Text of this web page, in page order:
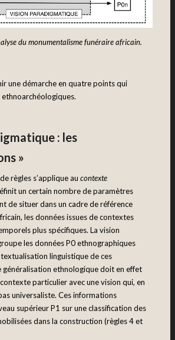
du monumentalisme funéraire africain.
une démarche en quatre points qui
: les
»
règles s’applique au contexte
un certain nombre de paramètres
de situer dans un cadre de référence
les données issues de contextes
plus spécifiques. La vision
les données P0 ethnographiques
linguistique de ces
ethnologique doit en effet
particulier avec une vision qui, en
universaliste. Ces informations
supérieur P1 sur une classification des
dans la construction (règles 4 et